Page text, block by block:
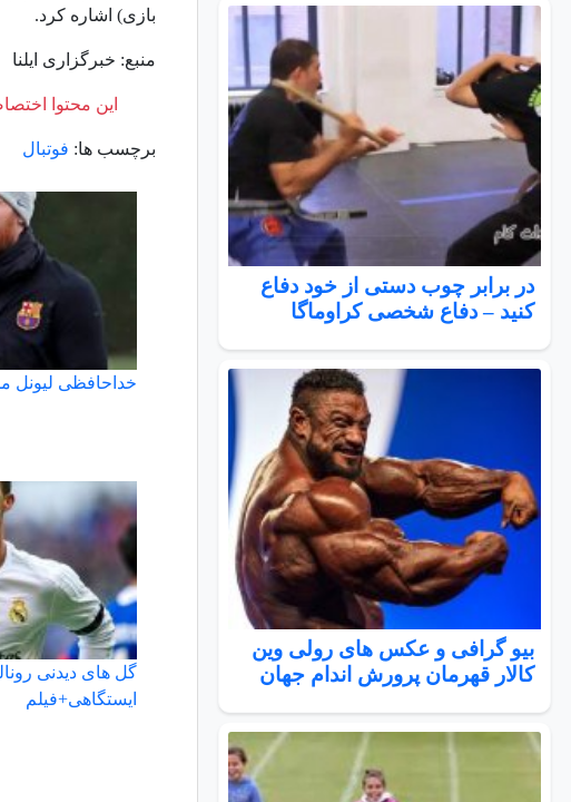
در برابر چوب دستی از خود دفاع
کنید – دفاع شخصی کراوماگا
بیو گرافی و عکس های رولی وین
کالار قهرمان پرورش اندام جهان
بازی) اشاره کرد.
منبع: خبرگزاری ایلنا
این محتوا
برچسب ها: فوتبال
خداحافظی لیونل
گل های دیدنی
ایستگاهی+فیلم